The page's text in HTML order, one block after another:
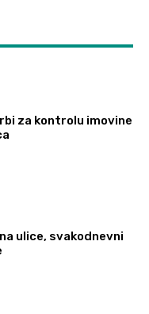
za kontrolu imovine
ulice, svakodnevni